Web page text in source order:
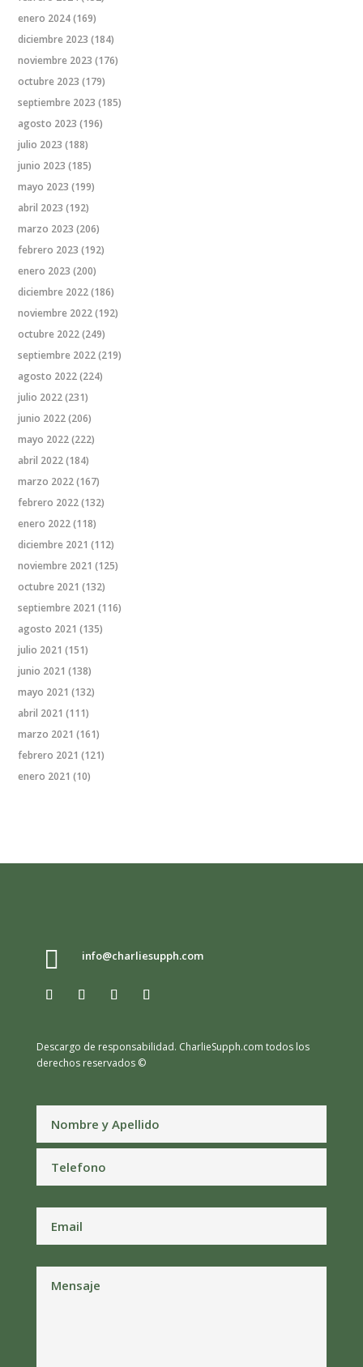
enero 2024(169)
diciembre 2023 (184)
noviembre 2023 (176)
octubre 2023 (179)
septiembre 2023 (185)
agosto 2023 (196)
julio 2023 (188)
junio 2023 (185)
mayo 2023 (199)
abril 2023 (192)
marzo 2023 (206)
febrero 2023 (192)
enero 2023 (200)
diciembre 2022(186)
noviembre 2022(192)
octubre 2022(249)
septiembre 2022(219)
agosto 2022(224)
julio 2022(231)
junio 2022(206)
mayo 2022(222)
abril 2022(184)
marzo 2022(167)
febrero 2022(132)
enero 2022(118)
diciembre 2021 (112)
noviembre 2021 (125)
octubre 2021 (132)
septiembre 2021 (116)
agosto 2021 (135)
julio 2021 (151)
junio 2021 (138)
mayo 2021 (132)
abril 2021 (111)
marzo 2021 (161)
febrero 2021 (121)
enero 2021 (10)
 info@charliesupph.com
Descargo de responsabilidad. CharlieSupph.com todos los
derechos reservados ©